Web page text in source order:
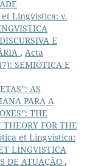
Lingvistica: v.
E
, Acta
SEMIÓTICA E
AS
PARA A
THE
FOR THE
et Lingvistica:
LINGVISTICA
DE ATUAÇÃO ,